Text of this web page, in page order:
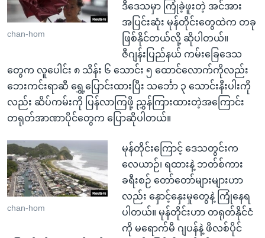
chan-hom
ဒီဒေသမှာ ကြုံခဲ့ဖူးတဲ့ အင်အား
အပြင်းဆုံး မုန်တိုင်းတွေထဲက တခု
ဖြစ်နိုင်တယ်လို့ ဆိုပါတယ်။
ဇီဂျန်းပြည်နယ် ကမ်းခြေဒေသ
တွေက လူပေါင်း ၈ သိန်း ၆ သောင်း ၅ ထောင်လောက်ကိုလည်း
ဘေးကင်းရာဆီ ရွှေ့ပြောင်းထားပြီး သင်္ဘော ၃ သောင်းနီးပါးကို
လည်း ဆိပ်ကမ်းကို ပြန်လာကြဖို့ ညွှန်ကြားထားတဲ့အကြောင်း
တရုတ်အာဏာပိုင်တွေက ပြောဆိုပါတယ်။
chan-hom
မုန်တိုင်းကြောင့် ဒေသတွင်းက
လေယာဉ်၊ ရထားနဲ့ ဘတ်စ်ကား
ခရီးစဉ် တော်တော်များများဟာ
လည်း နှောင့်နှေးမှုတွေနဲ့ ကြုံနေရ
ပါတယ်။ မုန်တိုင်းဟာ တရုတ်နိုင်ငံ
ကို မရောက်မီ ဂျပန်နဲ့ ဖိလစ်ပိုင်